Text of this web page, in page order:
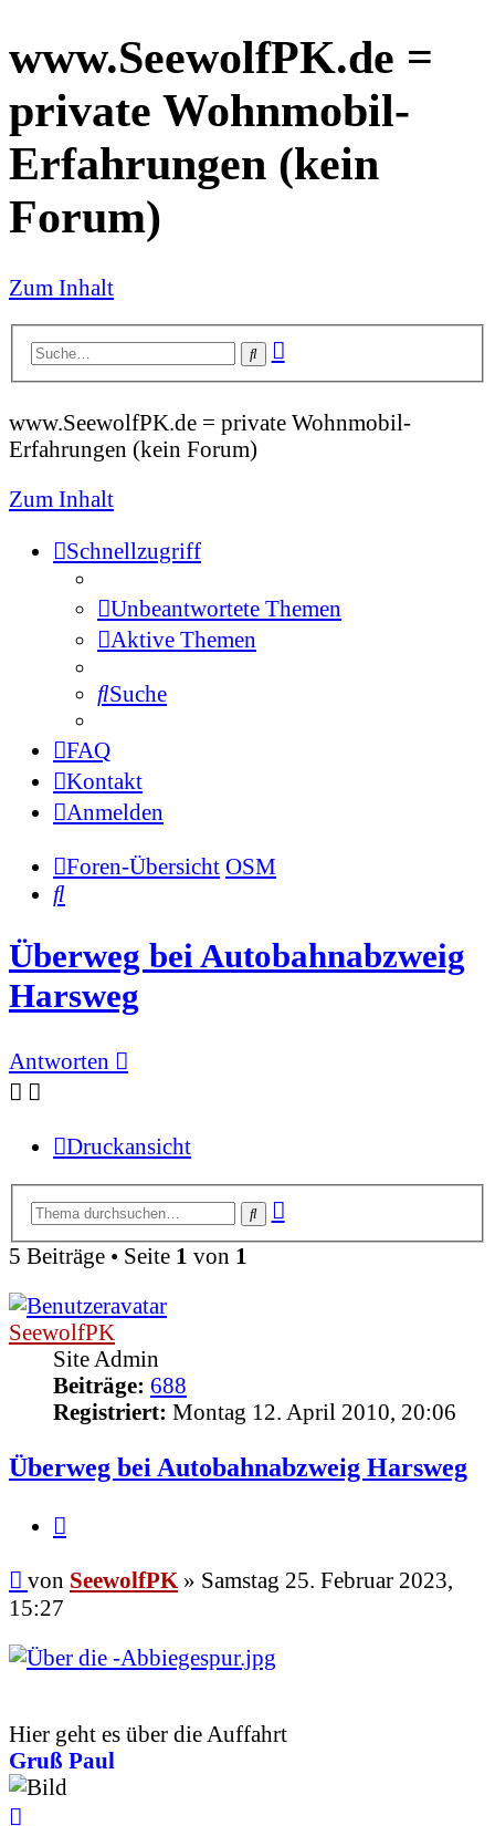
www.SeewolfPK.de =
private Wohnmobil-
Erfahrungen (kein
Forum)
Zum Inhalt
SucheErweiterte
www.SeewolfPK.de = private Wohnmobil-
Erfahrungen (kein Forum)
Zum Inhalt
Schnellzugriff
Unbeantwortete Themen
Aktive Themen
Suche
FAQ
Kontakt
Anmelden
Foren-Übersicht OSM
Überweg bei Autobahnabzweig
Harsweg
Antworten
Druckansicht
SucheErweiterte
5 Beiträge • Seite 1 von 1
SeewolfPK
Site Admin
Beiträge: 688
Registriert: Montag 12. April 2010, 20:06
Überweg bei Autobahnabzweig Harsweg
Beitrag
von SeewolfPK » Samstag 25. Februar 2023,
15:27
Hier geht es über die Auffahrt
Gruß Paul